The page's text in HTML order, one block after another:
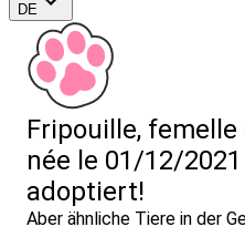
DE
Fripouille,
née le 01/12/
adoptiert!
Aber ähnliche Tiere in der